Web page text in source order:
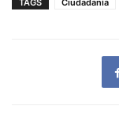
TAGS Ciudadanía